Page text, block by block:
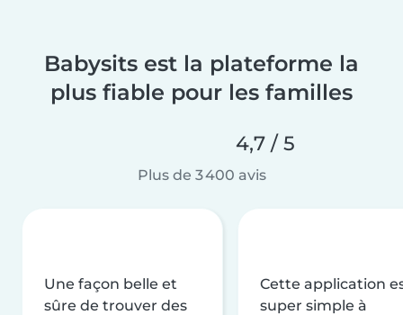
Babysits est la plateforme la
plus fiable pour les familles
4,7 / 5
Plus de 3 400 avis
Une façon belle et
sûre de trouver des
Cette application
super simple à